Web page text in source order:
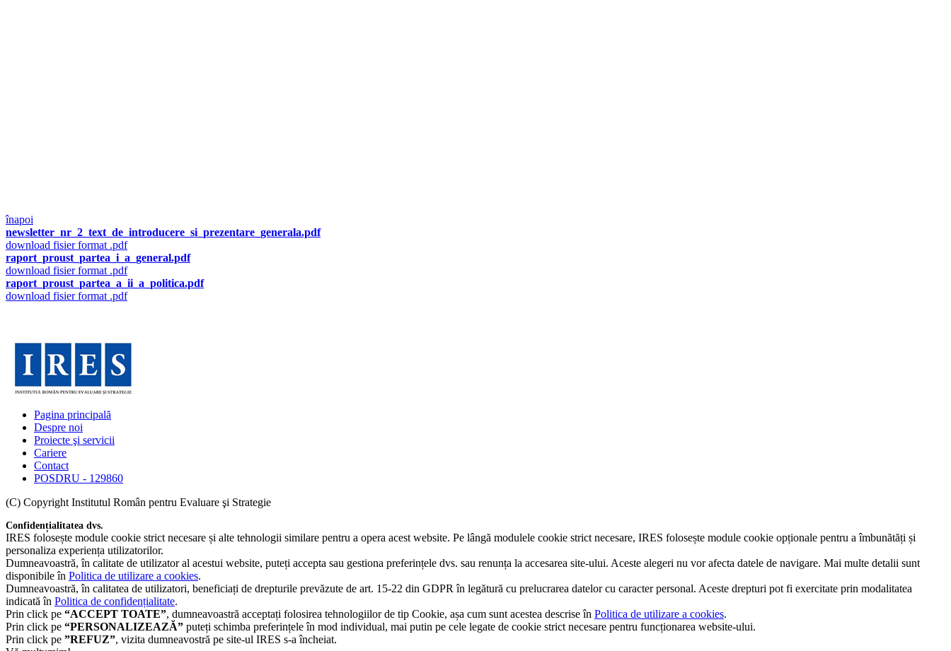
înapoi
newsletter_nr_2_text_de_introducere_si_prezentare_generala.pdf
download fisier format .pdf
raport_proust_partea_i_a_general.pdf
download fisier format .pdf
raport_proust_partea_a_ii_a_politica.pdf
download fisier format .pdf
Pagina principală
Despre noi
Proiecte şi servicii
Cariere
Contact
POSDRU - 129860
(C) Copyright Institutul Român pentru Evaluare şi Strategie
Confidențialitatea dvs.
IRES folosește module cookie strict necesare și alte tehnologii similare pentru a opera acest website. Pe lângă modulele cookie strict necesare, IRES folosește module cookie opționale pentru a îmbunătăți și
personaliza experiența utilizatorilor.
Dumneavoastră, în calitate de utilizator al acestui website, puteți accepta sau gestiona preferințele dvs. sau renunța la accesarea site-ului. Aceste alegeri nu vor afecta datele de navigare. Mai multe detalii sunt
disponibile în Politica de utilizare a cookies.
Dumneavoastră, în calitatea de utilizatori, beneficiați de drepturile prevăzute de art. 15-22 din GDPR în legătură cu prelucrarea datelor cu caracter personal. Aceste drepturi pot fi exercitate prin modalitatea
indicată în Politica de confidențialitate.
Prin click pe “ACCEPT TOATE”, dumneavoastră acceptați folosirea tehnologiilor de tip Cookie, așa cum sunt acestea descrise în Politica de utilizare a cookies.
Prin click pe “PERSONALIZEAZĂ” puteți schimba preferințele în mod individual, mai putin pe cele legate de cookie strict necesare pentru funcționarea website-ului.
Prin click pe ”REFUZ”, vizita dumneavostră pe site-ul IRES s-a încheiat.